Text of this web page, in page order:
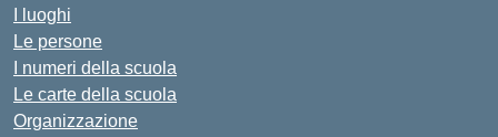
I luoghi
Le persone
I numeri della scuola
Le carte della scuola
Organizzazione